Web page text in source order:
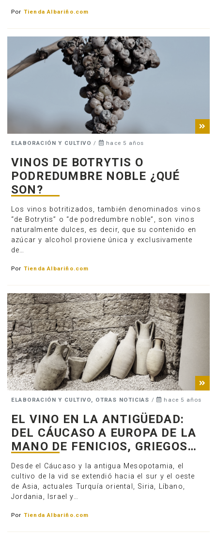
Por Tienda Albariño.com
ELABORACIÓN Y CULTIVO / hace 5 años
VINOS DE BOTRYTIS O
PODREDUMBRE NOBLE ¿QUÉ
SON?
Los vinos botritizados, también denominados vinos
“de Botrytis” o “de podredumbre noble”, son vinos
naturalmente dulces, es decir, que su contenido en
azúcar y alcohol proviene única y exclusivamente
de…
Por Tienda Albariño.com
ELABORACIÓN Y CULTIVO, OTRAS NOTICIAS / hace 5 años
EL VINO EN LA ANTIGÜEDAD:
DEL CÁUCASO A EUROPA DE LA
MANO DE FENICIOS, GRIEGOS…
Desde el Cáucaso y la antigua Mesopotamia, el
cultivo de la vid se extendió hacia el sur y el oeste
de Asia, actuales Turquía oriental, Siria, Líbano,
Jordania, Israel y…
Por Tienda Albariño.com